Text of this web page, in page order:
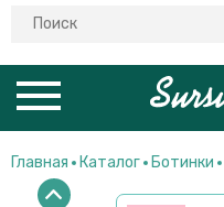
Главная Каталог Ботинки